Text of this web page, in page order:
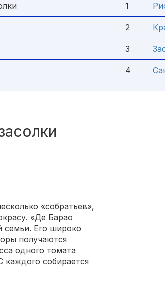
1
2
3
4
«собратьев»,
«Де Барао
семьи. Его широко
получаются
одного томата
каждого собирается